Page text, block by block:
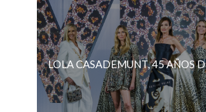
LOLA CASADEMUNT, 45 AÑOS